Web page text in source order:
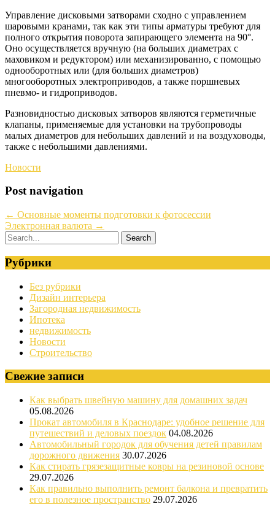
Управление дисковыми затворами сходно с управлением
шаровыми кранами, так как эти типы арматуры требуют для
полного открытия поворота запирающего элемента на 90°.
Оно осуществляется вручную (на больших диаметрах с
маховиком и редуктором) или механизированно, с помощью
однооборотных или (для больших диаметров)
многооборотных электроприводов, а также поршневых
пневмо- и гидроприводов.
Разновидностью дисковых затворов являются герметичные
клапаны, применяемые для установки на трубопроводы
малых диаметров для небольших давлений и на воздуховоды,
также с небольшими давлениями.
Новости
Post navigation
← Основные моменты подготовки к фотосессии
Электронная валюта →
Рубрики
Без рубрики
Дизайн интерьера
Загородная недвижимость
Ипотека
недвижимость
Новости
Строительство
Свежие записи
Как выбрать швейную машину для домашних задач
05.08.2026
Прокат автомобиля в Краснодаре: удобное решение для
путешествий и деловых поездок 04.08.2026
Автомобильный городок для обучения детей правилам
дорожного движения 30.07.2026
Как стирать грязезащитные ковры на резиновой основе
29.07.2026
Как правильно выполнить ремонт балкона и превратить
его в полезное пространство 29.07.2026